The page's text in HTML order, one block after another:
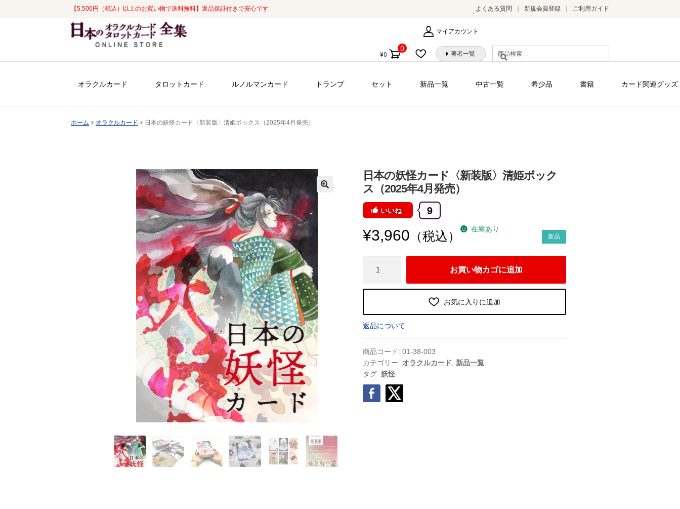
【5,500円（税込）以上のお買い物で送料無料】返品保証付きで安心です よくある質問 新規会員登録 ご利用ガイド
ナ
ビ
ン
コ
ン
ス
マイアカウント
検
索
象:
著者一覧
¥0
0
個
オラクルカード タロットカード ルノルマンカード トランプ セット 新品一覧 中古一覧 希少品 書籍 カード関連グッズ
ホーム オラクルカード 日本の妖怪カード〈新装版〉清姫ボックス（2025年4月発売）
日本の妖怪カード〈新装版〉清姫ボック
ス（2025年4月発売）
いいね 9
新品
¥3,960 （税込） 在庫あり
の
怪
カ
ド
〈新
装
版〉
清
お買い物カゴに追加
お気に入りに追加
返品について
商品コード: 01-38-003
カテゴリー: オラクルカード, 新品一覧
タグ: 妖怪